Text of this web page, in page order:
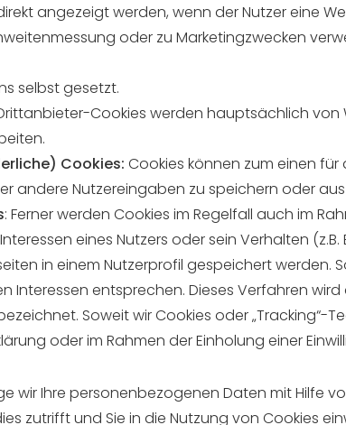
angezeigt werden, wenn der Nutzer eine
oder zu Marketingzwecken
selbst gesetzt.
Cookies werden hauptsächlich
Cookies: Cookies können zum einen für
andere Nutzereingaben zu speichern oder
: Ferner werden Cookies im Regelfall auch im
eines Nutzers oder sein Verhalten
in einem Nutzerprofil gespeichert werden.
entsprechen. Dieses Verfahren wird
Soweit wir Cookies oder „Tracking“-
oder im Rahmen der Einholung einer
wir Ihre personenbezogenen Daten mit Hilfe
zutrifft und Sie in die Nutzung von Cookies